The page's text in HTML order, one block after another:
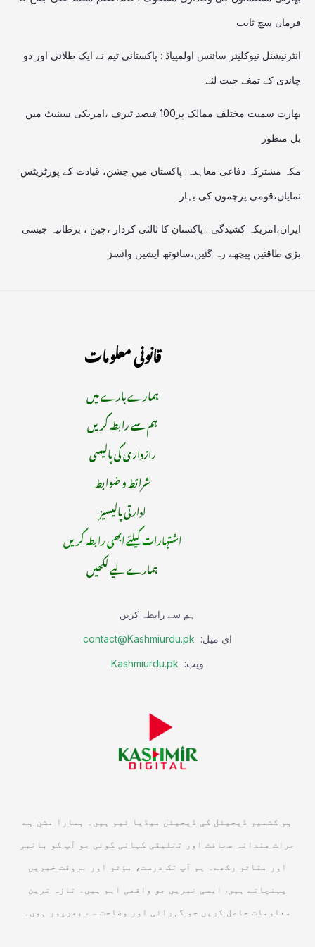
فرمان سچ ثابت
انٹرنیشنل نیوکلیئر سائنس اولمپیاڈ : پاکستانی ٹیم نے ایک طلائی اور دو
چاندی کے تمغے جیت لئے
بھارت سمیت مختلف ممالک پر100 فیصد ٹیرف ،امریکی سینیٹ میں
بل منظور
مکہ مشترکہ دفاعی معاہدہ: پاکستان میں جشن، قیادت کے پورٹریٹس
نمایاں،قومی پرچموں کی بہار
ایران،امریکہ کشیدگی : پاکستان کا ثالثی کردار ،چین ، برطانیہ جیسی
بڑی طاقتیں پیچھے رہ گئیں،سائوتھ ایشین وائسز
قانونی معلومات
ہمارے بارے میں
ہم سے رابطہ کریں
رازداری کی پالیسی
شرائط و ضوابط
ادارتی پالیسیز
اشتہارات کیلئے ابھی رابطہ کریں
ہمارے لیے لکھیں
ہم سے رابطہ کریں
ای میل: contact@Kashmiurdu.pk
ویب: Kashmiurdu.pk
ہم کشمیر ڈیجیٹل کی ڈیجیٹل میڈیا ٹیم ہیں۔ ہمارا مشن ہے
جرات مندانہ صحافت اور تخلیقی کہانی گوئی جو آپ کو باخبر
اور متاثر رکھے۔ ہم آپ تک درست، مؤثر اور بروقت خبریں
پہنچاتے ہیں, ایسی خبریں جو واقعی اہم ہیں۔ تازہ ترین
معلومات حاصل کریں جو گہرائی اور وضاحت سے بھرپور ہوں۔